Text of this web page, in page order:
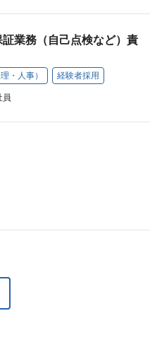
業務（自己点検など）責
・人事） 経験者採用
員